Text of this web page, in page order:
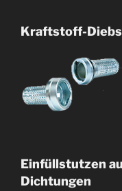
Kraftstoff-
Einfüllstutzen
Dichtungen